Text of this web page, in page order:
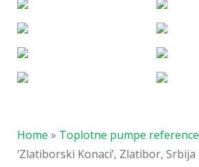
Home » Toplotne pumpe reference
‘Zlatiborski Konaci’, Zlatibor, Srbija